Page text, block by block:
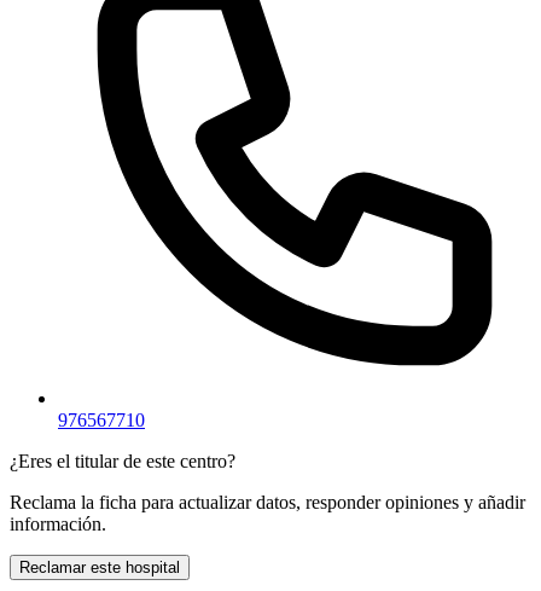
976567710
¿Eres el titular de este centro?
Reclama la ficha para actualizar datos, responder opiniones y añadir
información.
Reclamar este hospital